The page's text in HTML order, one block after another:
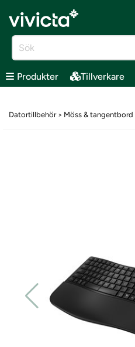
Produkter Tillverkare
Datortillbehör> Möss & tangentbord